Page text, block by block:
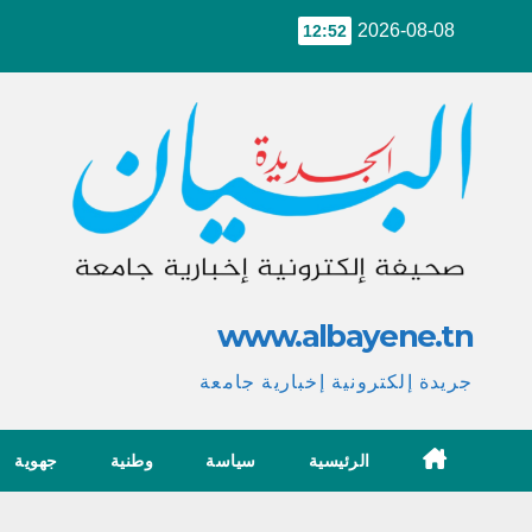
2026-08-08
12:52
www.albayene.tn
جريدة إلكترونية إخبارية جامعة
الرئيسية سياسة وطنية جهوية